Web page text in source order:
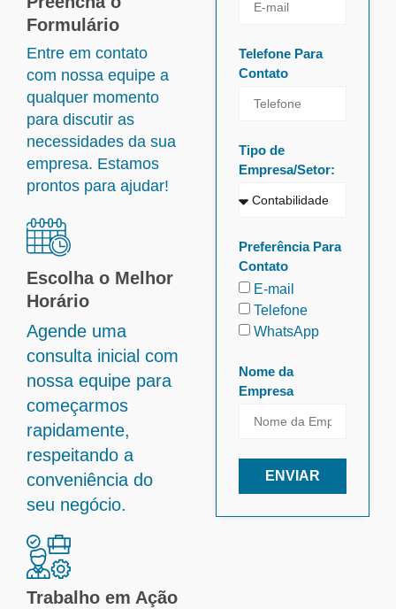
Formulário
Entre em contato
com nossa equipe a
qualquer momento
para discutir as
necessidades da sua
empresa. Estamos
prontos para ajudar!
Escolha o Melhor
Horário
Agende uma
consulta inicial com
nossa equipe para
começarmos
rapidamente,
respeitando a
conveniência do
seu negócio.
Trabalho em Ação
Telefone Para
Contato
Tipo de
Empresa/Setor:
Preferência Para
Contato
E-mail
Telefone
WhatsApp
Nome da
Empresa
ENVIAR